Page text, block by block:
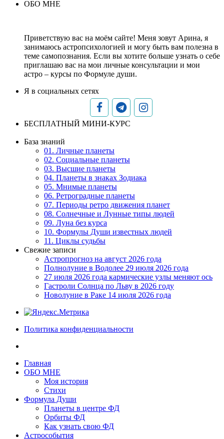
ОБО МНЕ
Приветствую вас на моём сайте! Меня зовут Арина, я
занимаюсь астропсихологией и могу быть вам полезна в
теме самопознания. Если вы хотите больше узнать о себе
приглашаю вас на мои личные консультации и мои
астро – курсы по Формуле души.
Я в социальных сетях
БЕСПЛАТНЫЙ МИНИ-КУРС
База знаний
01. Личные планеты
02. Социальные планеты
03. Высшие планеты
04. Планеты в знаках Зодиака
05. Мнимые планеты
06. Ретроградные планеты
07. Периоды ретро движения планет
08. Солнечные и Лунные типы людей
09. Луна без курса
10. Формулы Души известных людей
11. Циклы судьбы
Свежие записи
Астропрогноз на август 2026 года
Полнолуние в Водолее 29 июля 2026 года
27 июля 2026 года кармические узлы меняют ось
Гастроли Солнца по Льву в 2026 году
Новолуние в Раке 14 июля 2026 года
Политика конфиденциальности
Главная
ОБО МНЕ
Моя история
Стихи
Формула Души
Планеты в центре ФД
Орбиты ФД
Как узнать свою ФД
Астрособытия